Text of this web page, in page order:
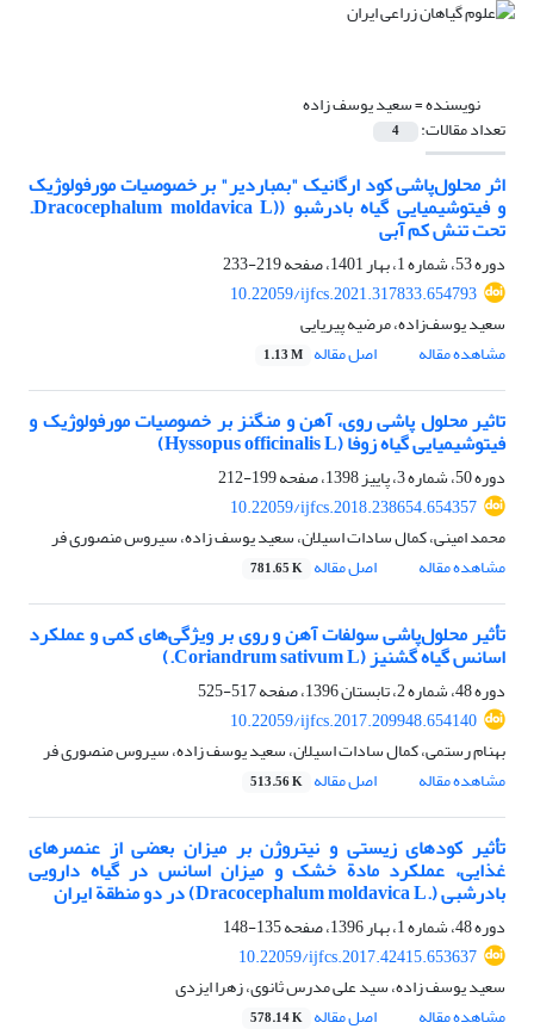
نویسنده =سعید یوسف زاده
تعداد مقالات: 4
اثر محلول‌پاشی کود ارگانیک "بمباردیر" بر خصوصیات مورفولوژیک
و فیتوشیمیایی گیاه بادرشبو ((Dracocephalum moldavica L.
تحت تنش کم آبی
دوره 53، شماره 1، بهار 1401، صفحه
219-233
10.22059/ijfcs.2021.317833.654793
سعید یوسف‌زاده، مرضیه پیریایی
مشاهده مقاله
اصل مقاله 1.13 M
تاثیر محلول پاشی روی، آهن و منگنز بر خصوصیات مورفولوژیک و
فیتوشیمیایی گیاه زوفا (Hyssopus officinalis L)
دوره 50، شماره 3، پاییز 1398، صفحه
199-212
10.22059/ijfcs.2018.238654.654357
محمد امینی، کمال سادات اسیلان، سعید یوسف زاده، سیروس منصوری فر
مشاهده مقاله
اصل مقاله 781.65 K
تأثیر محلول‌پاشی سولفات آهن و روی بر ویژگی‌های کمی و عملکرد
اسانس گیاه گشنیز (Coriandrum sativum L.)
دوره 48، شماره 2، تابستان 1396، صفحه
517-525
10.22059/ijfcs.2017.209948.654140
بهنام رستمی، کمال سادات اسیلان، سعید یوسف زاده، سیروس منصوری فر
مشاهده مقاله
اصل مقاله 513.56 K
تأثیر کودهای زیستی و نیتروژن بر میزان بعضی از عنصرهای
غذایی، عملکرد مادة خشک و میزان اسانس در گیاه دارویی
بادرشبی (.Dracocephalum moldavica L) در دو منطقة ایران
دوره 48، شماره 1، بهار 1396، صفحه
135-148
10.22059/ijfcs.2017.42415.653637
سعید یوسف زاده، سید علی مدرس ثانوی، زهرا ایزدی
مشاهده مقاله
اصل مقاله 578.14 K